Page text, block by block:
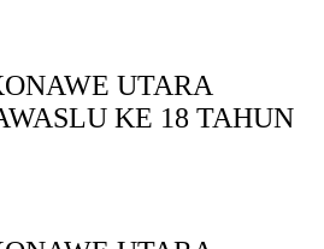
UTARA
KE 18 TAHUN